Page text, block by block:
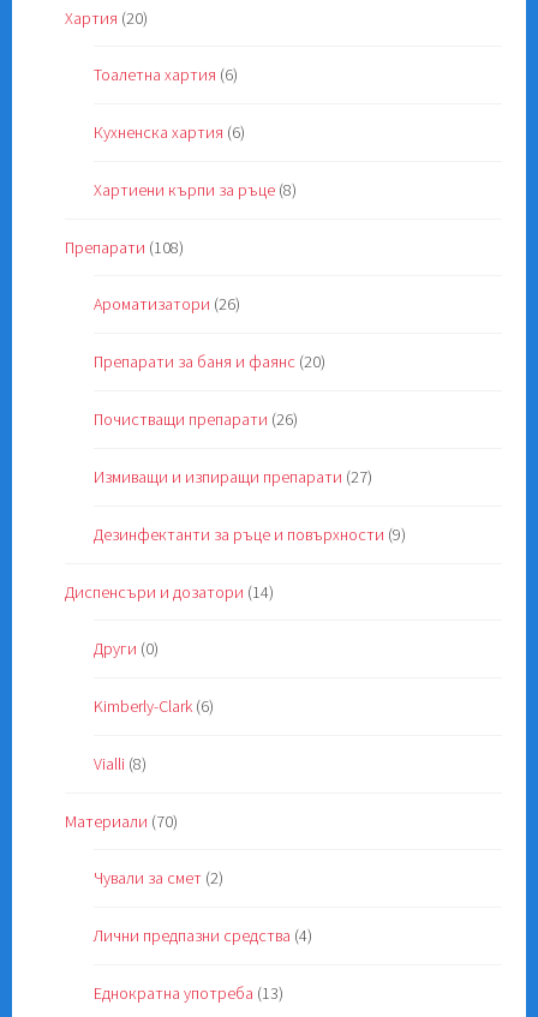
Хартия (20)
Тоалетна хартия (6)
Кухненска хартия (6)
Хартиени кърпи за ръце (8)
Препарати (108)
Ароматизатори (26)
Препарати за баня и фаянс (20)
Почистващи препарати (26)
Измиващи и изпиращи препарати (27)
Дезинфектанти за ръце и повърхности (9)
Диспенсъри и дозатори (14)
Други (0)
Kimberly-Clark (6)
Vialli (8)
Материали (70)
Чували за смет (2)
Лични предпазни средства (4)
Еднократна употреба (13)